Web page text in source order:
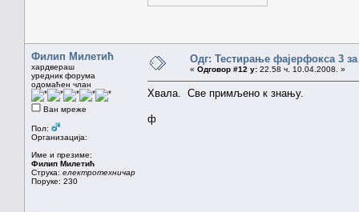
Филип Милетић
хардвераш
уредник форума
одомаћен члан
Ван мреже
Пол:
Организација:
Име и презиме:
Филип Милетић
Струка: електротехничар
Поруке: 230
Одг: Тестирање фајерфокса 3
« Одговор #12 у: 22.58 ч. 10.04.2008. »
Хвала. Све примљено к знању.
ф